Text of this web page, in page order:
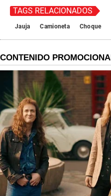
TAGS RELACIONADOS
Jauja Camioneta Choque